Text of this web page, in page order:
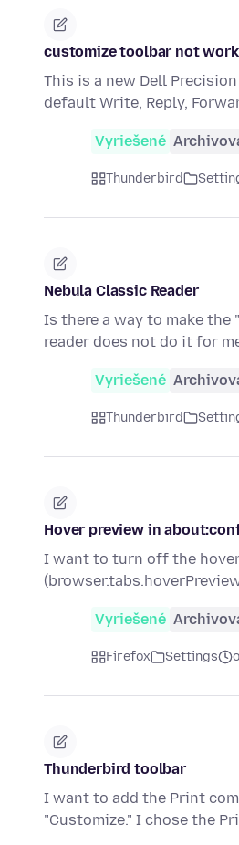
customize toolbar not
This is a new Dell
default Write, Reply,
Vyriešené
Thunderbird
Nebula Classic Reader
Is there a way to make the
reader does not do it for
Vyriešené
Thunderbird
Hover preview in
I want to turn off the
Vyriešené
Firefox Settings
Thunderbird toolbar
I want to add the Print
"Customize." I chose the